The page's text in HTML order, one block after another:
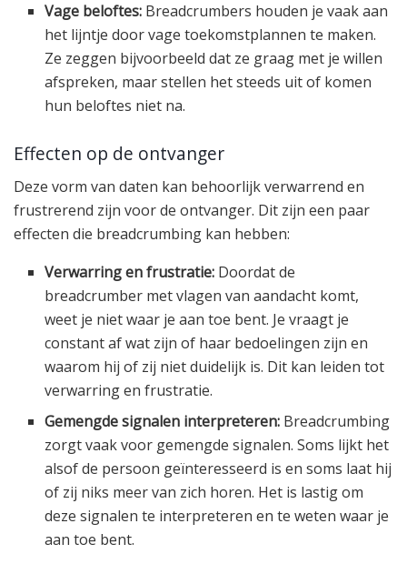
Vage beloftes: Breadcrumbers houden je vaak aan
het lijntje door vage toekomstplannen te maken.
Ze zeggen bijvoorbeeld dat ze graag met je willen
afspreken, maar stellen het steeds uit of komen
hun beloftes niet na.
Effecten op de ontvanger
Deze vorm van daten kan behoorlijk verwarrend en
frustrerend zijn voor de ontvanger. Dit zijn een paar
effecten die breadcrumbing kan hebben:
Verwarring en frustratie: Doordat de
breadcrumber met vlagen van aandacht komt,
weet je niet waar je aan toe bent. Je vraagt je
constant af wat zijn of haar bedoelingen zijn en
waarom hij of zij niet duidelijk is. Dit kan leiden tot
verwarring en frustratie.
Gemengde signalen interpreteren: Breadcrumbing
zorgt vaak voor gemengde signalen. Soms lijkt het
alsof de persoon geïnteresseerd is en soms laat hij
of zij niks meer van zich horen. Het is lastig om
deze signalen te interpreteren en te weten waar je
aan toe bent.